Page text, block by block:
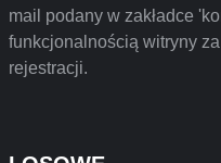
mail podany w zakładce
funkcjonalnością witryny
rejestracji.